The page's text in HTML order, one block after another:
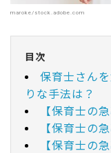
maroke/stock.adobe.com
目次
保育士さん
りな手法は？
【保育士の
【保育士の
【保育士の